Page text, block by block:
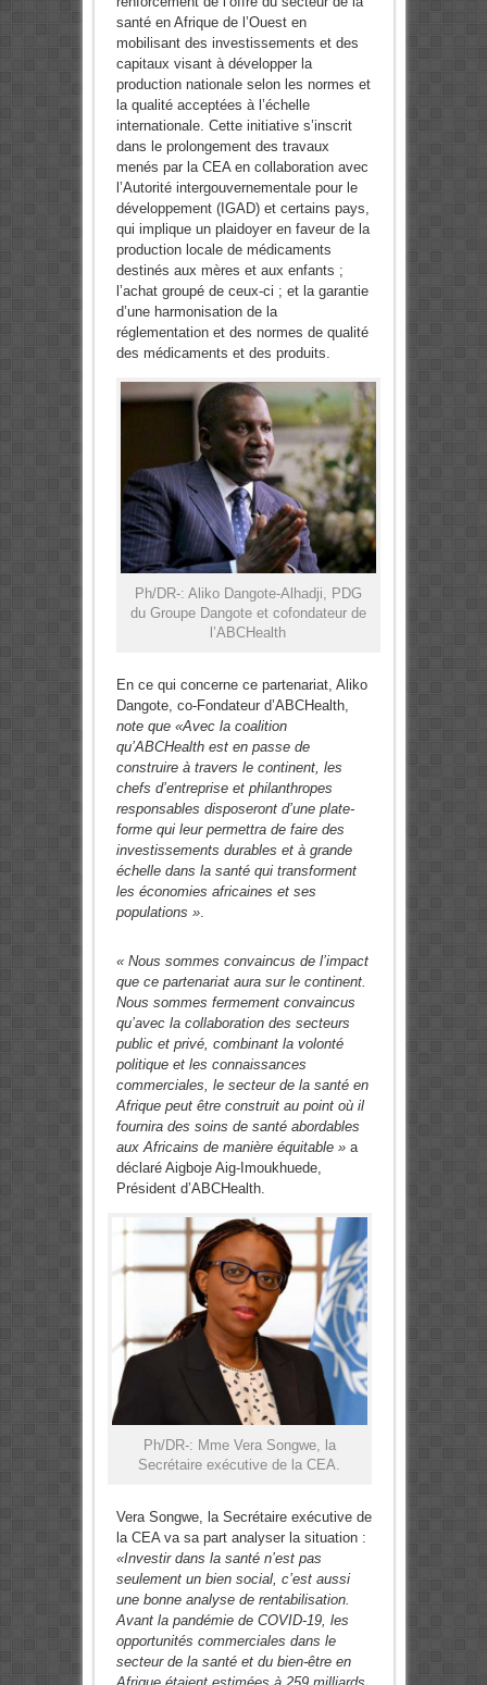
santé en Afrique de l’Ouest en
mobilisant des investissements et des
capitaux visant à développer la
production nationale selon les normes et
la qualité acceptées à l’échelle
internationale. Cette initiative s’inscrit
dans le prolongement des travaux
menés par la CEA en collaboration avec
l’Autorité intergouvernementale pour le
développement (IGAD) et certains pays,
qui implique un plaidoyer en faveur de la
production locale de médicaments
destinés aux mères et aux enfants ;
l’achat groupé de ceux-ci ; et la garantie
d’une harmonisation de la
réglementation et des normes de qualité
des médicaments et des produits.
Ph/DR-: Aliko Dangote-Alhadji, PDG
du Groupe Dangote et cofondateur de
l’ABCHealth
En ce qui concerne ce partenariat, Aliko
Dangote, co-Fondateur d’ABCHealth,
note que «Avec la coalition
qu’ABCHealth est en passe de
construire à travers le continent, les
chefs d’entreprise et philanthropes
responsables disposeront d’une plate-
forme qui leur permettra de faire des
investissements durables et à grande
échelle dans la santé qui transforment
les économies africaines et ses
populations ».
« Nous sommes convaincus de l’impact
que ce partenariat aura sur le continent.
Nous sommes fermement convaincus
qu’avec la collaboration des secteurs
public et privé, combinant la volonté
politique et les connaissances
commerciales, le secteur de la santé en
Afrique peut être construit au point où il
fournira des soins de santé abordables
aux Africains de manière équitable » a
déclaré Aigboje Aig-Imoukhuede,
Président d’ABCHealth.
Ph/DR-: Mme Vera Songwe, la
Secrétaire exécutive de la CEA.
Vera Songwe, la Secrétaire exécutive de
la CEA va sa part analyser la situation :
«Investir dans la santé n’est pas
seulement un bien social, c’est aussi
une bonne analyse de rentabilisation.
Avant la pandémie de COVID-19, les
opportunités commerciales dans le
secteur de la santé et du bien-être en